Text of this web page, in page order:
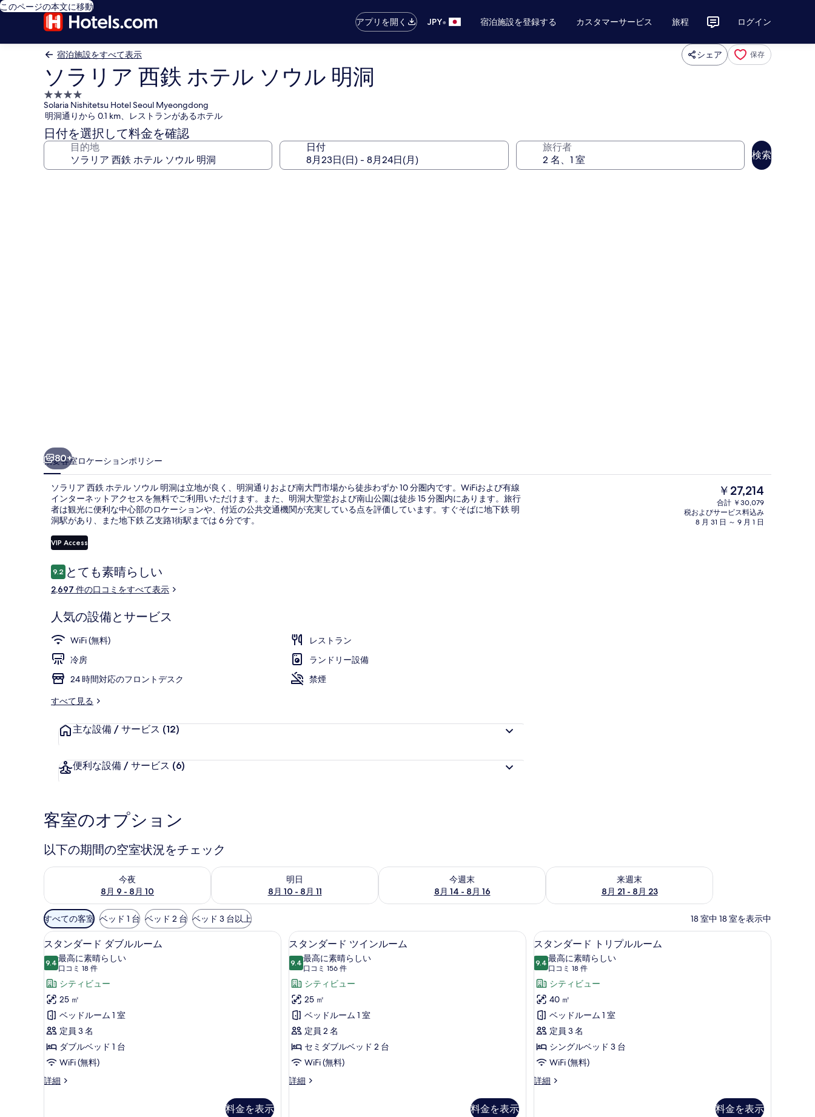
このページの本文に移動
アプリを開く
JPY• 宿泊施設を登録する カスタマーサービス 旅程 ログイン
宿泊施設をすべて表示 シェア 保存
ソラリア 西鉄 ホテル ソウル 明洞
4.0
つ
星
宿
泊
Solaria Nishitetsu Hotel Seoul Myeongdong
明洞通りから 0.1 km、レストランがあるホテル
日付を選択して料金を確認
目的地 日付 旅行者
検索
の
写
真
ギ
ャ
ラ
リ
ー
ロビーラウンジ
80+
概要客室ロケーションポリシー
ソラリア 西鉄 ホテル ソウル 明洞は立地が良く、明洞通りおよび南大門市場から徒歩わずか 10 分圏内です。WiFiおよび有線
インターネットアクセスを無料でご利用いただけます。また、明洞大聖堂および南山公園は徒歩 15 分圏内にあります。旅行
者は観光に便利な中心部のロケーションや、付近の公共交通機関が充実している点を評価しています。すぐそばに地下鉄 明
洞駅があり、また地下鉄 乙支路1街駅までは 6 分です。
VIP Access
口
コ
ミ
9.210段階中9.2
とても素晴らしい
2,697 件の口コミをすべて表示
人気の設備とサービス
WiFi (無料)
レストラン
冷房
ランドリー設備
24 時間対応のフロントデスク
禁煙
すべて見る
主な設備 / サービス (12)
便利な設備 / サービス (6)
現
在
の
料
￥27,214
合計 ￥30,079
税およびサービス料込み
8 月 31 日 ～ 9 月 1 日
客室のオプション
以下の期間の空室状況をチェック
今夜
8月 9 - 8月 10
今夜 8月 9 - 8月 10 の空室状況をチェック
明日
8月 10 - 8月 11
明日 8月 10 - 8月 11 の空室状況をチェック
今週末
8月 14 - 8月 16
今週末 8月 14 - 8月 16 の空室状況をチェック
来週末
8月 21 - 8月 23
来週末 8月 21 - 8月 23 の空室状況をチェック
利
用
可
能
な
客
室
の
絞
り
込
み
条
件
すべての客室 ベッド 1 台 ベッド 2 台 ベッド 3 台以上 18 室中 18 室を表示中
ス
タ
ン
ダ
ー
ド
ダ
ブ
ル
ル
セーフティボックス (室内)、デスク、遮光カーテン、防音設備
6
スタンダード ダブルルーム
9.410 点中 9.4
最高に素晴らしい
口コミ 18 件
(口
コ
ミ
18
件)
シティビュー
25 ㎡
ベッドルーム 1 室
定員 3 名
ダブルベッド 1 台
WiFi (無料)
詳細
ス
料金を表示
ス
タ
ン
ダ
ー
ド
ツ
イ
ン
ル
セーフティボックス (室内)、デスク、遮光カーテン、防音設備
8
スタンダード ツインルーム
9.410 点中 9.4
最高に素晴らしい
口コミ 156 件
(口
コ
ミ
156
件)
シティビュー
25 ㎡
ベッドルーム 1 室
定員 2 名
セミダブルベッド 2 台
WiFi (無料)
詳細
ス
料金を表示
ス
タ
ン
ダ
ー
ド
ト
リ
プ
ル
50 インチのスマートテレビ (ケーブル放送
7
スタンダード トリプルルーム
9.410 点中 9.4
最高に素晴らしい
口コミ 18 件
(口
コ
ミ
18
件)
シティビュー
40 ㎡
ベッドルーム 1 室
定員 3 名
シングルベッド 3 台
WiFi (無料)
詳細
ス
料金を表示